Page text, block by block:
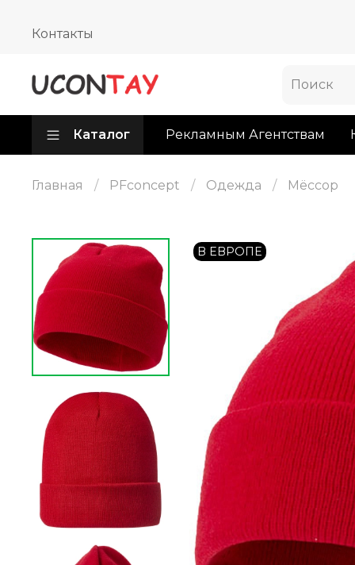
Контакты
Каталог Рекламным Агентствам
Главная PFconcept Одежда Мёссор
В ЕВРОПЕ